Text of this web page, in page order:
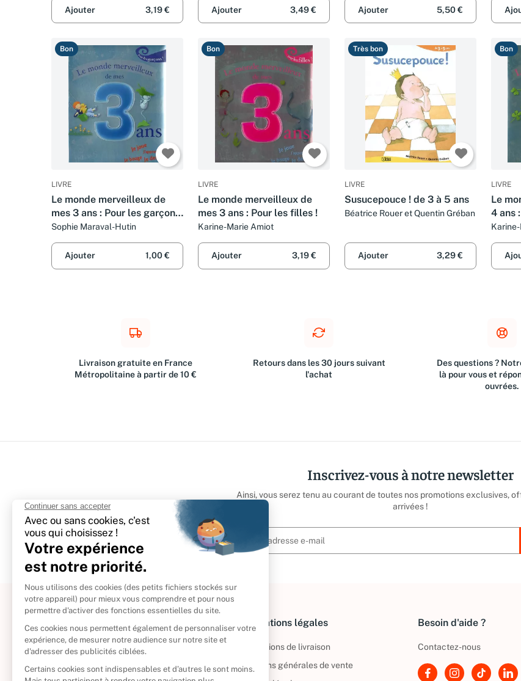
Ajouter 3,19 €
Ajouter
3,49 €
Ajouter
5,50 €
et
Bon
LIVRE
Le monde merveilleux de
mes 3 ans : Pour les garçons
!Sophie Maraval-Hutin
Ajouter 1,00 €
Bon
LIVRE
Le monde merveilleux de
mes 3 ans : Pour les filles !
Karine-Marie Amiot
Ajouter 3,19 €
Très bon
LIVRE
Susucepouce ! de 3 à 5 ans
Béatrice Rouer et Quentin Gréban
Ajouter 3,29 €
Bon
LIVRE
Le
4 ans
Livraison gratuite en France
Métropolitaine à partir de 10 €
Retours dans les 30 jours suivant
l'achat
Des questions ?
là pour vous et
ouvrées.
Inscrivez-vous à notre newsletter
Ainsi, vous serez tenu au courant de toutes nos promotions exclusives,
arrivées !
À propos
Politique de retour
Reprendre vos livres
Informations légales
Informations de livraison
Conditions générales de vente
Besoin d'aide ?
Contactez-nous